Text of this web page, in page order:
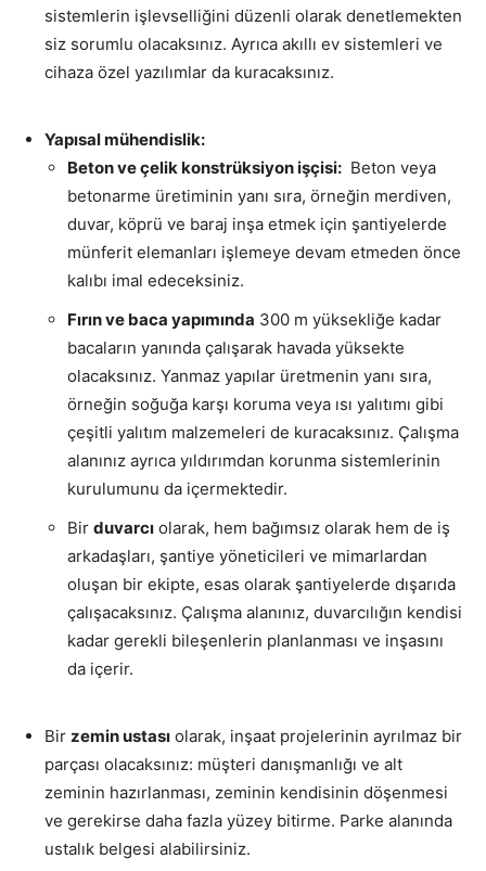
sistemlerin işlevselliğini düzenli olarak denetlemekten
siz sorumlu olacaksınız. Ayrıca akıllı ev sistemleri ve
cihaza özel yazılımlar da kuracaksınız.
Yapısal mühendislik:
Beton ve çelik konstrüksiyon işçisi: Beton veya
betonarme üretiminin yanı sıra, örneğin merdiven,
duvar, köprü ve baraj inşa etmek için şantiyelerde
münferit elemanları işlemeye devam etmeden önce
kalıbı imal edeceksiniz.
Fırın ve baca yapımında 300 m yüksekliğe kadar
bacaların yanında çalışarak havada yüksekte
olacaksınız. Yanmaz yapılar üretmenin yanı sıra,
örneğin soğuğa karşı koruma veya ısı yalıtımı gibi
çeşitli yalıtım malzemeleri de kuracaksınız. Çalışma
alanınız ayrıca yıldırımdan korunma sistemlerinin
kurulumunu da içermektedir.
Bir duvarcı olarak, hem bağımsız olarak hem de iş
arkadaşları, şantiye yöneticileri ve mimarlardan
oluşan bir ekipte, esas olarak şantiyelerde dışarıda
çalışacaksınız. Çalışma alanınız, duvarcılığın kendisi
kadar gerekli bileşenlerin planlanması ve inşasını
da içerir.
Bir zemin ustası olarak, inşaat projelerinin ayrılmaz bir
parçası olacaksınız: müşteri danışmanlığı ve alt
zeminin hazırlanması, zeminin kendisinin döşenmesi
ve gerekirse daha fazla yüzey bitirme. Parke alanında
ustalık belgesi alabilirsiniz.